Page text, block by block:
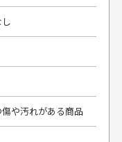
や汚れがある商品